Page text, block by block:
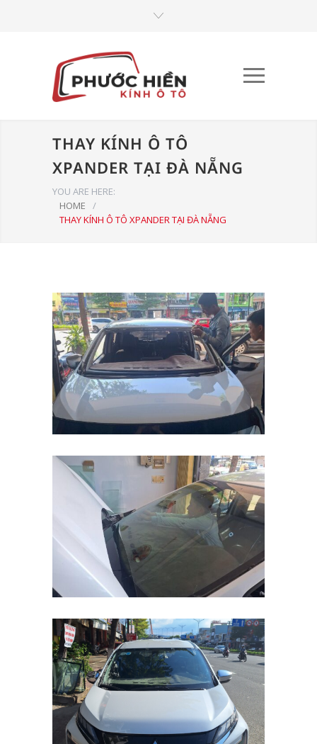
THAY KÍNH Ô TÔ
XPANDER TẠI ĐÀ NẴNG
YOU ARE HERE:
HOME
/
THAY KÍNH Ô TÔ XPANDER TẠI ĐÀ NẴNG